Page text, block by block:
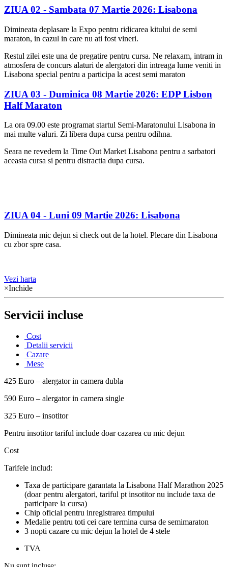
ZIUA 02 - Sambata 07 Martie 2026: Lisabona
Dimineata deplasare la Expo pentru ridicarea kitului de semi
maraton, in cazul in care nu ati fost vineri.
Restul zilei este una de pregatire pentru cursa. Ne relaxam, intram in
atmosfera de concurs alaturi de alergatori din intreaga lume veniti in
Lisabona special pentru a participa la acest semi maraton
ZIUA 03 - Duminica 08 Martie 2026: EDP Lisbon
Half Maraton
La ora 09.00 este programat startul Semi-Maratonului Lisabona in
mai multe valuri. Zi libera dupa cursa pentru odihna.
Seara ne revedem la Time Out Market Lisabona pentru a sarbatori
aceasta cursa si pentru distractia dupa cursa.
ZIUA 04 - Luni 09 Martie 2026: Lisabona
Dimineata mic dejun si check out de la hotel. Plecare din Lisabona
cu zbor spre casa.
Vezi harta
×Inchide
Servicii incluse
Cost
Detalii servicii
Cazare
Mese
425 Euro – alergator in camera dubla
590 Euro – alergator in camera single
325 Euro – insotitor
Pentru insotitor tariful include doar cazarea cu mic dejun
Cost
Tarifele includ:
Taxa de participare garantata la Lisabona Half Marathon 2025
(doar pentru alergatori, tariful pt insotitor nu include taxa de
participare la cursa)
Chip oficial pentru inregistrarea timpului
Medalie pentru toti cei care termina cursa de semimaraton
3 nopti cazare cu mic dejun la hotel de 4 stele
TVA